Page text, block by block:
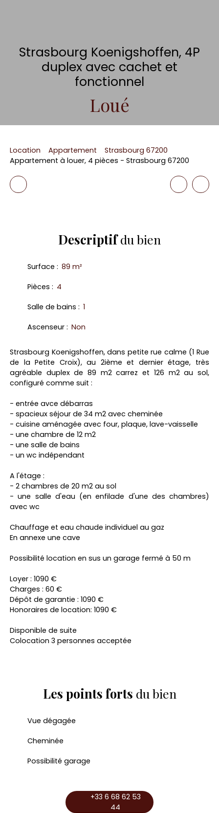
Strasbourg Koenigshoffen, 4P
duplex avec cachet et
fonctionnel
Loué
Location Appartement
Strasbourg 67200
Appartement à louer, 4 pièces - Strasbourg 67200
Descriptifdu bien
Surface : 89 m²
Pièces : 4
Salle de bains : 1
Ascenseur : Non
Strasbourg Koenigshoffen, dans petite rue calme (1 Rue
de la Petite Croix), au 2ième et dernier étage, très
agréable duplex de 89 m2 carrez et 126 m2 au sol,
configuré comme suit :
- entrée avce débarras
- spacieux séjour de 34 m2 avec cheminée
- cuisine aménagée avec four, plaque, lave-vaisselle
- une chambre de 12 m2
- une salle de bains
- un wc indépendant
A l'étage :
- 2 chambres de 20 m2 au sol
- une salle d'eau (en enfilade d'une des chambres)
avec wc
Chauffage et eau chaude individuel au gaz
En annexe une cave
Possibilité location en sus un garage fermé à 50 m
Loyer : 1090 €
Charges : 60 €
Dépôt de garantie : 1090 €
Honoraires de location: 1090 €
Disponible de suite
Colocation 3 personnes acceptée
Les points forts du bien
Vue dégagée
Cheminée
Possibilité garage
+33 6 68 62 53
44